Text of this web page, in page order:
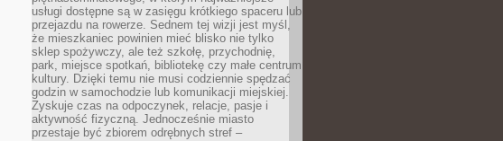
usługi dostępne są w zasięgu krótkiego spaceru lub
przejazdu na rowerze. Sednem tej wizji jest myśl,
że mieszkaniec powinien mieć blisko nie tylko
sklep spożywczy, ale też szkołę, przychodnię,
park, miejsce spotkań, bibliotekę czy małe centrum
kultury. Dzięki temu nie musi codziennie spędzać
godzin w samochodzie lub komunikacji miejskiej.
Zyskuje czas na odpoczynek, relacje, pasje i
aktywność fizyczną. Jednocześnie miasto
przestaje być zbiorem odrębnych stref –